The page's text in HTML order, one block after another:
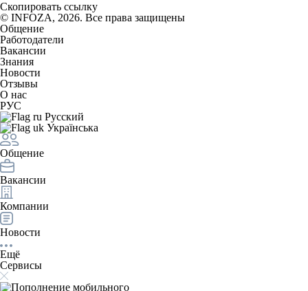
Скопировать ссылку
© INFOZA, 2026. Все права защищены
Общение
Работодатели
Вакансии
Знания
Новости
Отзывы
О нас
РУС
Русский
Українська
Общение
Вакансии
Компании
Новости
Ещё
Сервисы